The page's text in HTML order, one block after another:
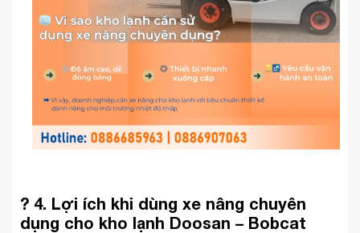
? 4. Lợi ích khi dùng xe nâng chuyên
dụng cho kho lạnh Doosan – Bobcat